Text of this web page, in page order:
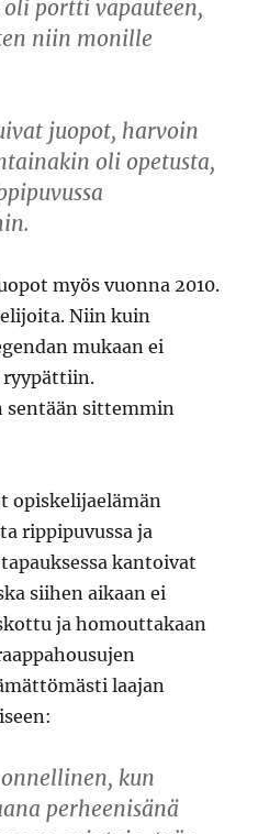
oli portti vapauteen,
niin monille
juopot, harvoin
oli opetusta,
myös vuonna 2010.
Niin kuin
mukaan ei
ryypättiin.
sentään sittemmin
opiskelijaelämän
rippipuvussa ja
kantoivat
siihen aikaan ei
ja homouttakaan
laajan
kun
perheenisänä